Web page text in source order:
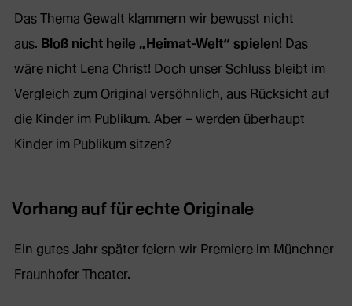
Das Thema Gewalt klammern wir bewusst nicht
aus. Bloß nicht heile „Heimat-Welt“ spielen! Das
wäre nicht Lena Christ! Doch unser Schluss bleibt im
Vergleich zum Original versöhnlich, aus Rücksicht auf
die Kinder im Publikum. Aber – werden überhaupt
Kinder im Publikum sitzen?
Vorhang auf für echte Originale
Ein gutes Jahr später feiern wir Premiere im Münchner
Fraunhofer Theater.